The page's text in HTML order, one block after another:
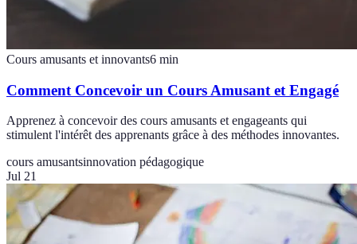
Cours amusants et innovants6 min
Comment Concevoir un Cours Amusant et Engagé
Apprenez à concevoir des cours amusants et engageants qui
stimulent l'intérêt des apprenants grâce à des méthodes innovantes.
cours amusantsinnovation pédagogique
Jul 21